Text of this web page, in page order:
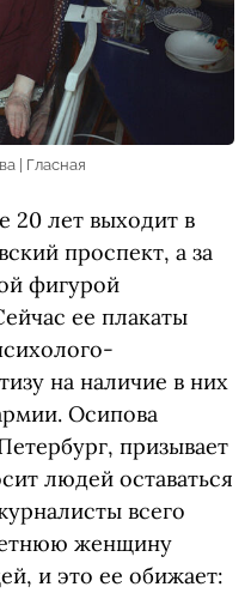
| Гласная
20 лет выходит в
проспект, а за
фигурой
ее плакаты
на наличие в них
Осипова
призывает
людей оставаться
всего
женщину
и это ее обижает: